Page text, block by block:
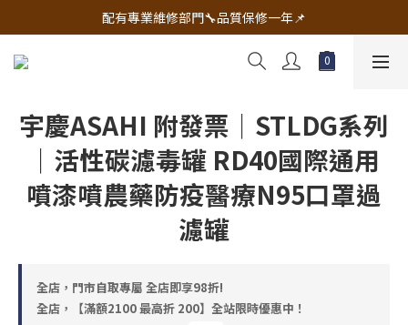
🔧電動工具&五金唯一首選 宇慶五金網拍🔧
配有專業維修部門🔧品質保修一年📌
🔧電動工具&五金唯一首選 宇慶五金網拍🔧
宇慶ASAHI 附發票｜STLDG系列
｜活性碳濾毒罐 RD40國際通用
噴漆噴農藥防疫醫療N95口罩過
濾罐
全店，門市自取專屬 全店即享98折!
全店，【滿額2100 最高折 200】全站限時優惠中！